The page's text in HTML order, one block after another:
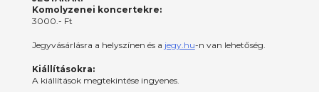
Komolyzenei koncertekre:
3000.- Ft
Jegyvásárlásra a helyszínen és a jegy.hu-n van lehetőség.
Kiállításokra:
A kiállítások megtekintése ingyenes.